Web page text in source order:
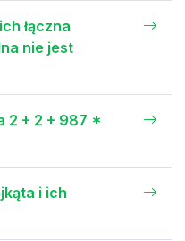
łączna
nie jest
2 + 2 + 987 *
i ich